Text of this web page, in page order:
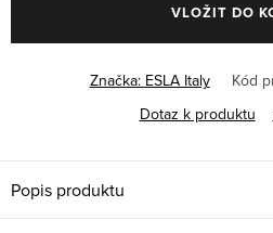
VLOŽIT DO
Značka: ESLA Italy Kód
Dotaz k produktu
Popis produktu